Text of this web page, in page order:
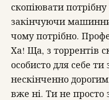
скопіювати потрібну
закінчуючи
чому потрібно.
Ха! Ща, з торрентів
особисто для себе
нескінченно
вже ні. Ти не